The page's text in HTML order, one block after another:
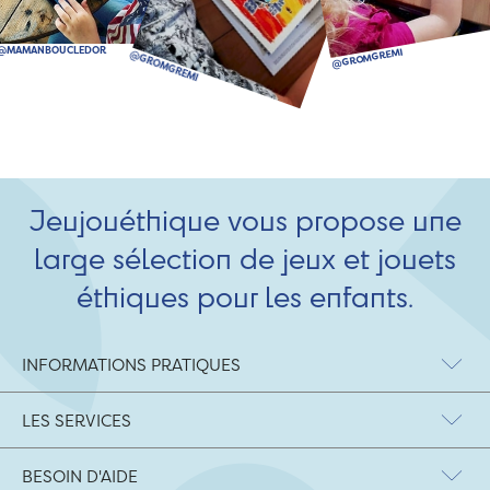
Jeujouéthique vous propose une
large sélection de jeux et jouets
éthiques pour les enfants.
INFORMATIONS PRATIQUES
LES SERVICES
BESOIN D'AIDE